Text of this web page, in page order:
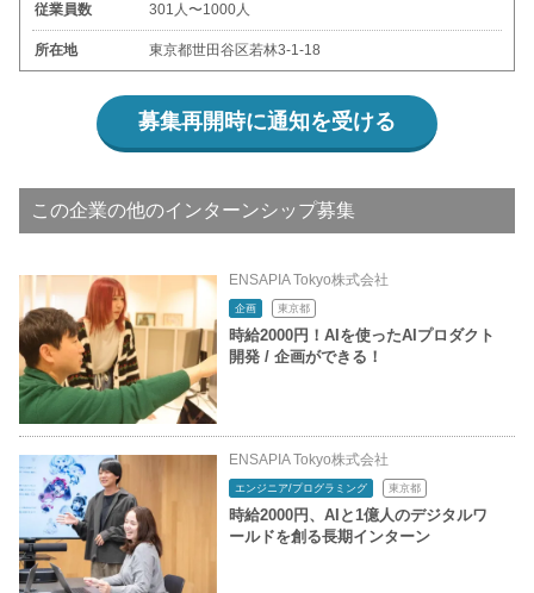
従業員数 301人〜1000人
所在地 東京都世田谷区若林3-1-18
募集再開時に通知を受ける
この企業の他のインターンシップ募集
ENSAPIA Tokyo株式会社
企画 東京都
時給2000円！AIを使ったAIプロダクト
開発 / 企画ができる！
ENSAPIA Tokyo株式会社
エンジニア/プログラミング 東京都
時給2000円、AIと1億人のデジタルワ
ールドを創る長期インターン